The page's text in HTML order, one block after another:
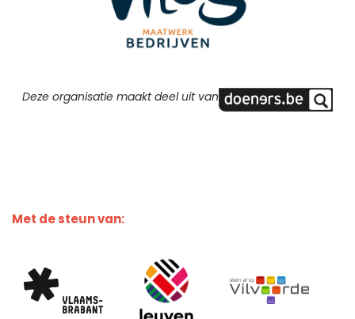
Deze organisatie maakt deel uit van
Met de steun van: